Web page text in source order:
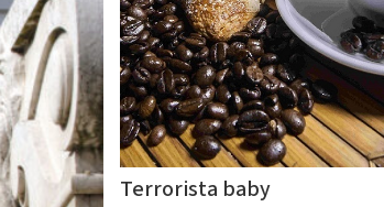
Terrorista baby